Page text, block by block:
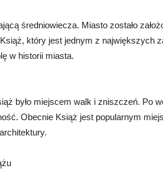
średniowiecza. Miasto zostało
który jest jednym z największych
w historii miasta.
było miejscem walk i zniszczeń. Po
Obecnie Książ jest popularnym